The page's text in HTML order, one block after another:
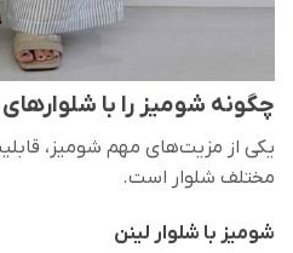
چگونه شومیز را با
یکی از مزیت‌های مهم شومیز،
مختلف شلوار است.
شومیز با شلوار لینن